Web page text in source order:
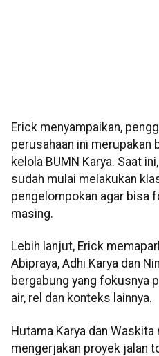
Erick menyampaikan,
perusahaan ini merupakan
kelola BUMN Karya. Saat
sudah mulai melakukan
pengelompokan agar bisa
masing.
Lebih lanjut, Erick
Abipraya, Adhi Karya dan
bergabung yang fokusnya
air, rel dan konteks lainnya.
Hutama Karya dan Waskita
mengerjakan proyek jalan